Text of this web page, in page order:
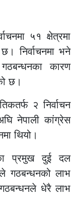
५१ क्षेत्रमा
निर्वाचनमा भने
कारण
छ।
२ निर्वाचन
नेपाली कांग्रेस
थियो।
प्रमुख दुई दल
गठबन्धनको लाभ
धेरै लाभ